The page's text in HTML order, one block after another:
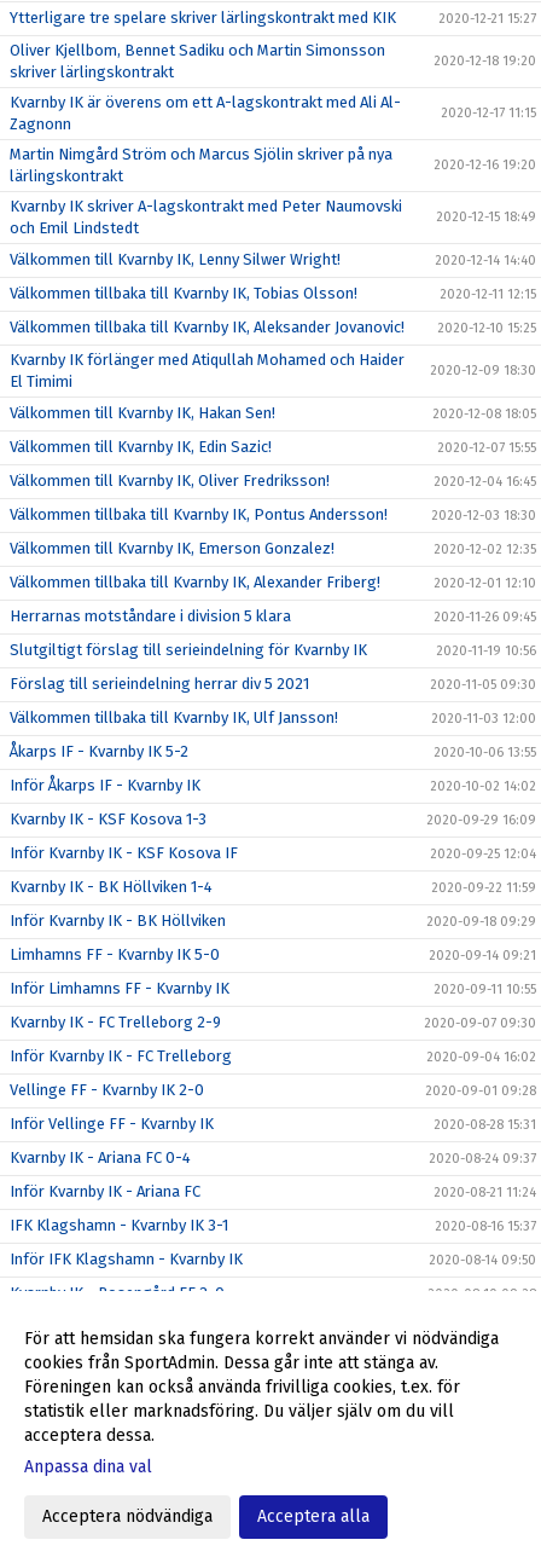
Ytterligare tre spelare skriver lärlingskontrakt med KIK 2020-12-21 15:27
Oliver Kjellbom, Bennet Sadiku och Martin Simonsson
skriver lärlingskontrakt
2020-12-18 19:20
Kvarnby IK är överens om ett A-lagskontrakt med Ali Al-
Zagnonn
2020-12-17 11:15
Martin Nimgård Ström och Marcus Sjölin skriver på nya
lärlingskontrakt
2020-12-16 19:20
Kvarnby IK skriver A-lagskontrakt med Peter Naumovski
och Emil Lindstedt
2020-12-15 18:49
Välkommen till Kvarnby IK, Lenny Silwer Wright! 2020-12-14 14:40
Välkommen tillbaka till Kvarnby IK, Tobias Olsson! 2020-12-11 12:15
Välkommen tillbaka till Kvarnby IK, Aleksander Jovanovic! 2020-12-10 15:25
Kvarnby IK förlänger med Atiqullah Mohamed och Haider
El Timimi
2020-12-09 18:30
Välkommen till Kvarnby IK, Hakan Sen! 2020-12-08 18:05
Välkommen till Kvarnby IK, Edin Sazic! 2020-12-07 15:55
Välkommen till Kvarnby IK, Oliver Fredriksson! 2020-12-04 16:45
Välkommen tillbaka till Kvarnby IK, Pontus Andersson! 2020-12-03 18:30
Välkommen till Kvarnby IK, Emerson Gonzalez! 2020-12-02 12:35
Välkommen tillbaka till Kvarnby IK, Alexander Friberg! 2020-12-01 12:10
Herrarnas motståndare i division 5 klara 2020-11-26 09:45
Slutgiltigt förslag till serieindelning för Kvarnby IK 2020-11-19 10:56
Förslag till serieindelning herrar div 5 2021 2020-11-05 09:30
Välkommen tillbaka till Kvarnby IK, Ulf Jansson! 2020-11-03 12:00
Åkarps IF - Kvarnby IK 5-2 2020-10-06 13:55
Inför Åkarps IF - Kvarnby IK 2020-10-02 14:02
Kvarnby IK - KSF Kosova 1-3 2020-09-29 16:09
Inför Kvarnby IK - KSF Kosova IF 2020-09-25 12:04
Kvarnby IK - BK Höllviken 1-4 2020-09-22 11:59
Inför Kvarnby IK - BK Höllviken 2020-09-18 09:29
Limhamns FF - Kvarnby IK 5-0 2020-09-14 09:21
Inför Limhamns FF - Kvarnby IK 2020-09-11 10:55
Kvarnby IK - FC Trelleborg 2-9 2020-09-07 09:30
Inför Kvarnby IK - FC Trelleborg 2020-09-04 16:02
Vellinge FF - Kvarnby IK 2-0 2020-09-01 09:28
Inför Vellinge FF - Kvarnby IK 2020-08-28 15:31
Kvarnby IK - Ariana FC 0-4 2020-08-24 09:37
Inför Kvarnby IK - Ariana FC 2020-08-21 11:24
IFK Klagshamn - Kvarnby IK 3-1 2020-08-16 15:37
Inför IFK Klagshamn - Kvarnby IK 2020-08-14 09:50
Kvarnby IK - Rosengård FF 2-0 2020-08-10 09:28
Inför Kvarnby IK - Rosengårds FF 2020-08-08 09:30
Kvarnby IK - Lilla Torg FF 1-1 2020-08-06 09:30
BK Flagg - Kvarnby IK 3-3 2020-08-02 14:28
Inför BK Flagg - Kvarnby IK
Bjärreds IF - Kvarnby IK 3-3
Inför Kvarnby IK - Åstorps FF
För att hemsidan ska fungera korrekt använder vi nödvändiga
cookies från SportAdmin. Dessa går inte att stänga av.
Föreningen kan också använda frivilliga cookies, t.ex. för
statistik eller marknadsföring. Du väljer själv om du vill
acceptera dessa.
Anpassa dina val
Acceptera nödvändiga Acceptera alla